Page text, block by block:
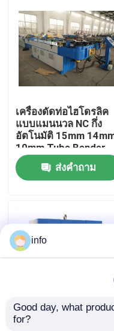
ผลิตภัณฑ์
เกี่ยวกับเรา
ควบคุมคุณภาพ
ติดต่อเรา
ทุกกรณี
เครื่องตัดสวิงบีม
เครื่องดัดท่อไฮโดรลิค
แบบแมนนวล NC กึ่ง
อัตโนมัติ 15mm
10mm Tube Bender
ส่งคำถาม
ไฟฟ้า Cnc Mandrel
info
Good day, what
for?